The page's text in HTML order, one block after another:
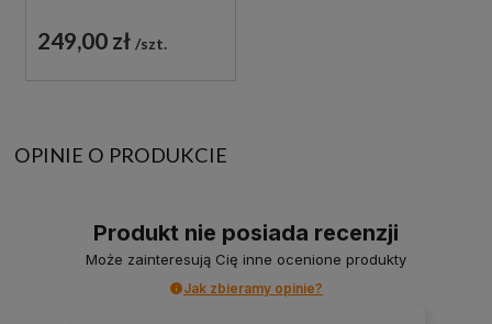
249,00 zł szt.
OPINIE O PRODUKCIE
Produkt nie posiada recenzji
Może zainteresują Cię inne ocenione produkty
Jak zbieramy opinie?